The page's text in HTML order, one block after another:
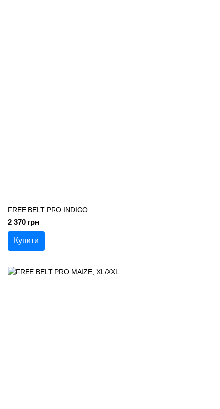
FREE BELT PRO INDIGO
2 370 грн
Купити